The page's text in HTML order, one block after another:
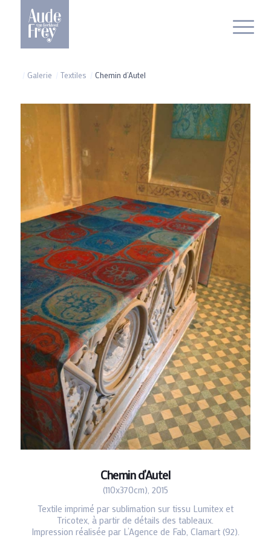
Galerie Textiles Chemin d’Autel
Chemin d’Autel
(110x370cm), 2015
Textile imprimé par sublimation sur tissu Lumitex et
Tricotex, à partir de détails des tableaux.
Impression réalisée par L’Agence de Fab, Clamart (92).